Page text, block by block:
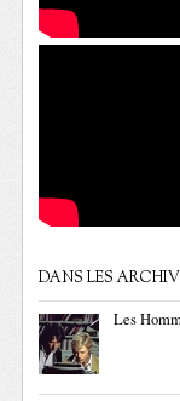
DANS LES
Les